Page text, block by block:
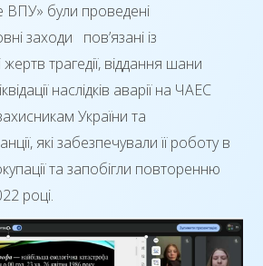
з системами опалення,
професійним
Bosch, Kermi, Walraven,
були проведені
заходи пов’язані із
трагедії, віддання шани
наслідків аварії на ЧАЕС
України та
які забезпечували її роботу в
та запобігли повторенню
році.